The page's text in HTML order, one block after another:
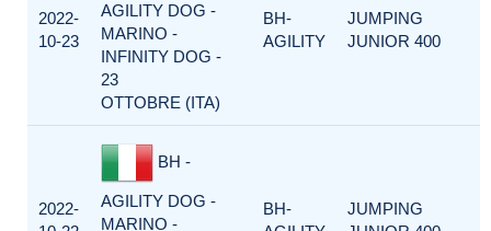
2022-
10-23
AGILITY DOG -
MARINO -
INFINITY DOG -
23
OTTOBRE (ITA)
BH-
AGILITY
JUMPING
JUNIOR 400
2022-
BH -
AGILITY DOG -
MARINO -
BH-
JUMPING